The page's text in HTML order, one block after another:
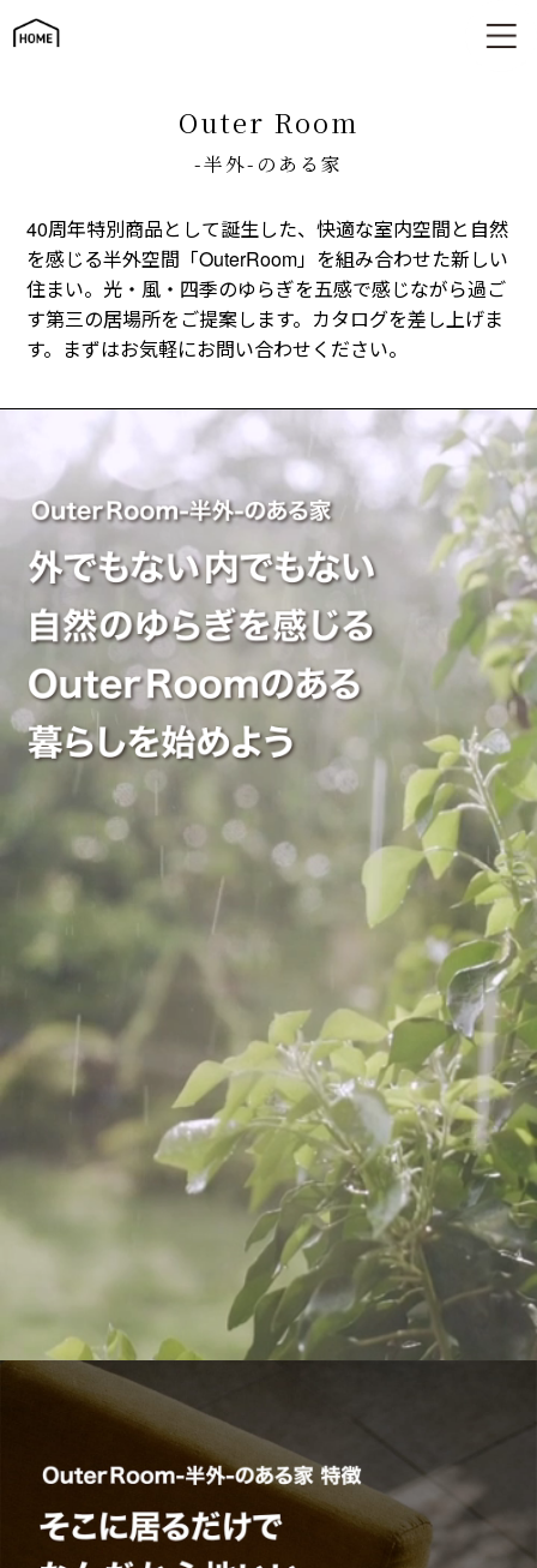
平屋×半外空間「OuterRoom」｜自然とつながる新しい住まい
Outer Room
-半外-のある家
40周年特別商品として誕生した、快適な室内空間と自然
を感じる半外空間「OuterRoom」を組み合わせた新しい
住まい。光・風・四季のゆらぎを五感で感じながら過ご
す第三の居場所をご提案します。カタログを差し上げま
す。まずはお気軽にお問い合わせください。